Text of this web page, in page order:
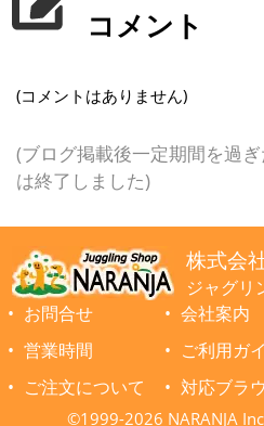
コメント
(コメントはありません)
(ブログ掲載後一定期間を過
は終了しました)
株式会
ジャグリ
お問合せ
会社案内
営業時間
ご利用ガ
ご注文について
対応ブラ
©1999-2026 NARANJA